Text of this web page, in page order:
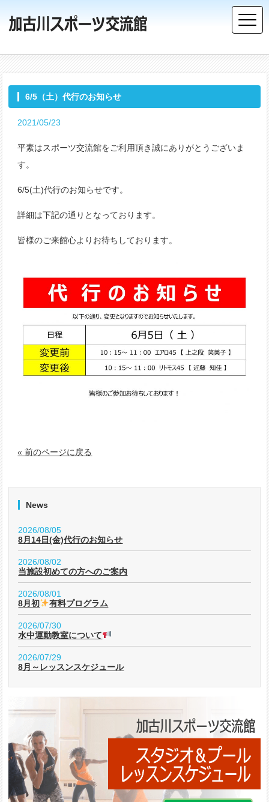
6/5（土）代行のお知らせ
2021/05/23
平素はスポーツ交流館をご利用頂き誠にありがとうございま
す。
6/5(土)代行のお知らせです。
詳細は下記の通りとなっております。
皆様のご来館心よりお待ちしております。
« 前のページに戻る
News
2026/08/05
8月14日(金)代行のお知らせ
2026/08/02
当施設初めての方へのご案内
2026/08/01
8月初
有料プログラム
2026/07/30
水中運動教室について
2026/07/29
8月～レッスンスケジュール